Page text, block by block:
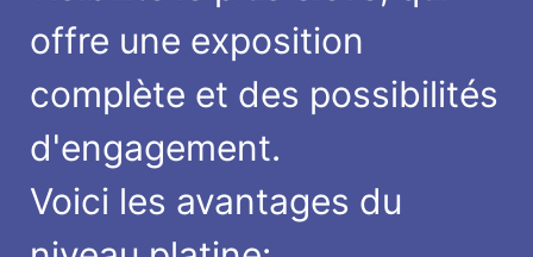
offre une exposition
complète et des possibilités
d'engagement.
Voici les avantages du